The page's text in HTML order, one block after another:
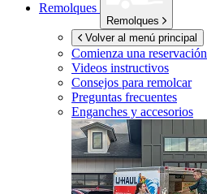
Remolques
Remolques
Volver al menú principal
Comienza una reservación
Videos instructivos
Consejos para remolcar
Preguntas frecuentes
Enganches y accesorios